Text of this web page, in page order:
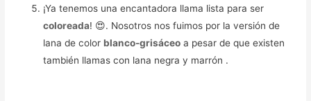
¡Ya tenemos una encantadora llama lista para ser
coloreada! 😍. Nosotros nos fuimos por la versión de
lana de color blanco-grisáceo a pesar de que existen
también llamas con lana negra y marrón .